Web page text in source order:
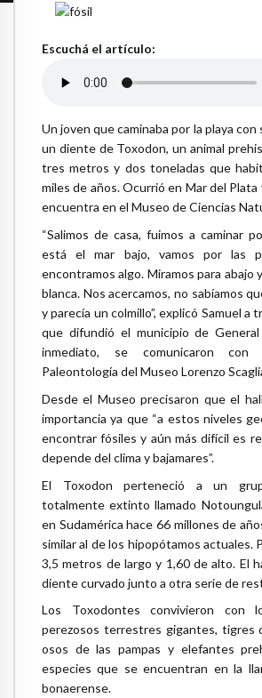
Escuchá el artículo:
Un joven que caminaba por la playa
un diente de Toxodon, un animal
tres metros y dos toneladas que
miles de años. Ocurrió en Mar del Plata
encuentra en el Museo de Ciencias
“Salimos de casa, fuimos a caminar
está el mar bajo, vamos por las
encontramos algo. Miramos para abajo
blanca. Nos acercamos, no sabíamos
y parecía un colmillo”, explicó Samuel a
que difundió el municipio de
inmediato, se comunicaron
Paleontología del Museo Lorenzo
Desde el Museo precisaron que el
importancia ya que “a estos niveles
encontrar fósiles y aún más difícil es
depende del clima y bajamares”.
El Toxodon perteneció a un
totalmente extinto llamado
en Sudamérica hace 66 millones de
similar al de los hipopótamos actuales.
3,5 metros de largo y 1,60 de alto. El
diente curvado junto a otra serie de
Los Toxodontes convivieron con
perezosos terrestres gigantes, tigres
osos de las pampas y elefantes
especies que se encuentran en la
bonaerense.